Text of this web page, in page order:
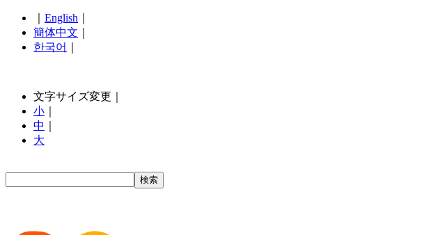
English
簡体中文
한국어
文字サイズ変更｜
小
中
大